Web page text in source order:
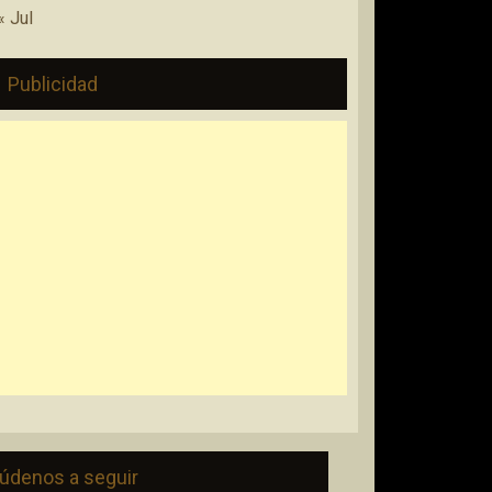
Jul
Publicidad
a seguir